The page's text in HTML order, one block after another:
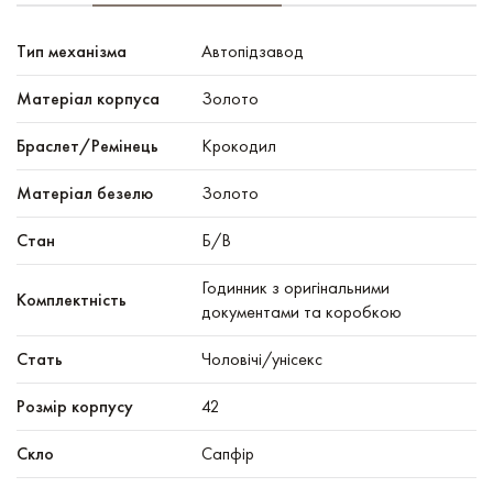
Тип механізма Автопідзавод
Mатеріал корпуса Золото
Браслет/Ремінець Крокодил
Матеріал безелю Золото
Стан Б/В
Комплектність
Годинник з оригінальними
документами та коробкою
Стать Чоловічі/унісекс
Розмір корпусу 42
Скло Сапфір